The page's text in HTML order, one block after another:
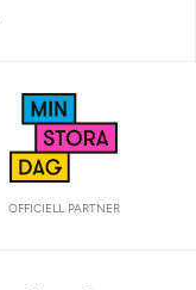
OFFICIELL PARTNER